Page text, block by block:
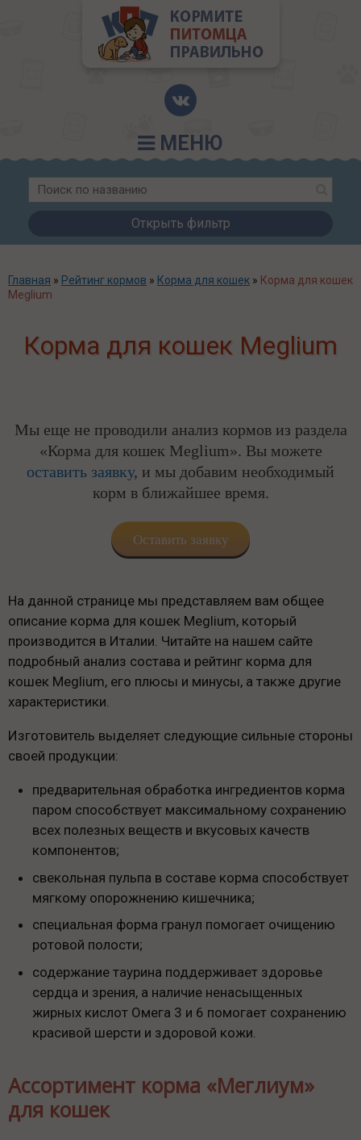
МЕНЮ
Открыть фильтр
Главная » Рейтинг кормов » Корма для кошек » Корма для кошек
Meglium
Корма для кошек Meglium
Мы еще не проводили анализ кормов из раздела
«Корма для кошек Meglium». Вы можете
оставить заявку, и мы добавим необходимый
корм в ближайшее время.
Оставить заявку
На данной странице мы представляем вам общее
описание корма для кошек Meglium, который
производится в Италии. Читайте на нашем сайте
подробный анализ состава и рейтинг корма для
кошек Meglium, его плюсы и минусы, а также другие
характеристики.
Изготовитель выделяет следующие сильные стороны
своей продукции:
предварительная обработка ингредиентов корма
паром способствует максимальному сохранению
всех полезных веществ и вкусовых качеств
компонентов;
свекольная пульпа в составе корма способствует
мягкому опорожнению кишечника;
специальная форма гранул помогает очищению
ротовой полости;
содержание таурина поддерживает здоровье
сердца и зрения, а наличие ненасыщенных
жирных кислот Омега 3 и 6 помогает сохранению
красивой шерсти и здоровой кожи.
Ассортимент корма «Меглиум»
для кошек